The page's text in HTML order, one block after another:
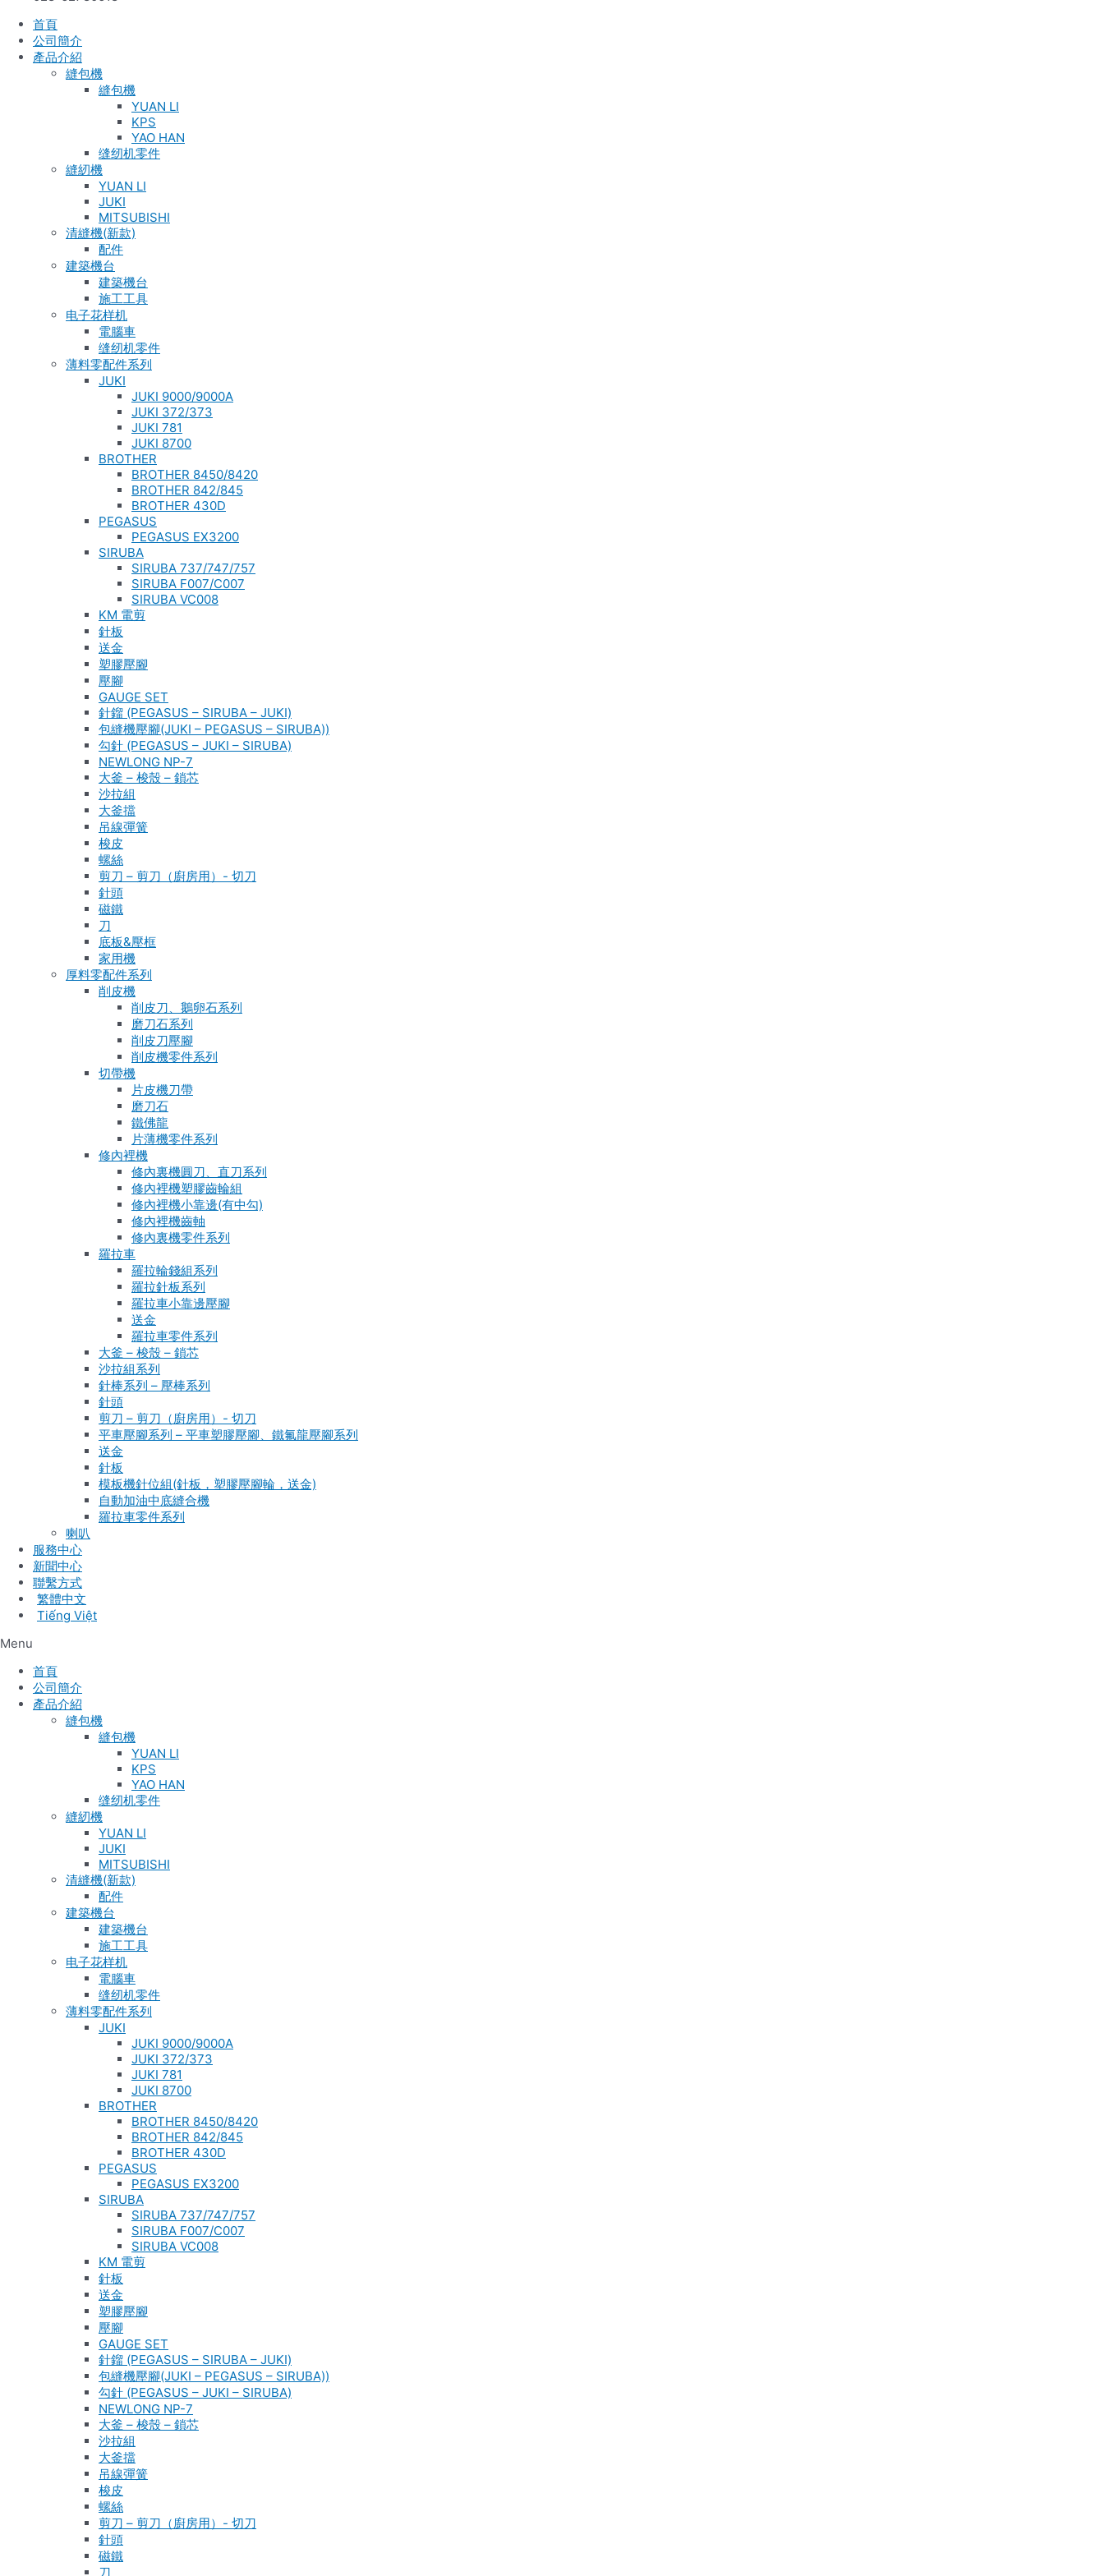
首頁
公司簡介
產品介紹
縫包機
縫包機
YUAN LI
KPS
YAO HAN
缝纫机零件
縫紉機
YUAN LI
JUKI
MITSUBISHI
清縫機(新款)
配件
建築機台
建築機台
施工工具
电子花样机
電腦車
缝纫机零件
薄料零配件系列
JUKI
JUKI 9000/9000A
JUKI 372/373
JUKI 781
JUKI 8700
BROTHER
BROTHER 8450/8420
BROTHER 842/845
BROTHER 430D
PEGASUS
PEGASUS EX3200
SIRUBA
SIRUBA 737/747/757
SIRUBA F007/C007
SIRUBA VC008
KM 電剪
針板
送金
塑膠壓腳
壓腳
GAUGE SET
針鎦 (PEGASUS – SIRUBA – JUKI)
包縫機壓腳(JUKI – PEGASUS – SIRUBA))
勾針 (PEGASUS – JUKI – SIRUBA)
NEWLONG NP-7
大釜 – 梭殼 – 鎖芯
沙拉組
大釜擋
吊線彈簧
梭皮
螺絲
剪刀 – 剪刀（廚房用）- 切刀
針頭
磁鐵
刀
底板&壓框
家用機
厚料零配件系列
削皮機
削皮刀、鵝卵石系列
磨刀石系列
削皮刀壓腳
削皮機零件系列
切帶機
片皮機刀帶
磨刀石
鐵佛龍
片薄機零件系列
修內裡機
修內裏機圓刀、直刀系列
修內裡機塑膠齒輪組
修內裡機小靠邊(有中勾)
修內裡機齒軸
修內裏機零件系列
羅拉車
羅拉輪錢組系列
羅拉針板系列
羅拉車小靠邊壓腳
送金
羅拉車零件系列
大釜 – 梭殼 – 鎖芯
沙拉組系列
針棒系列 – 壓棒系列
針頭
剪刀 – 剪刀（廚房用）- 切刀
平車壓腳系列 – 平車塑膠壓腳、鐵氟龍壓腳系列
送金
針板
模板機針位組(針板，塑膠壓腳輪，送金)
自動加油中底縫合機
羅拉車零件系列
喇叭
服務中心
新聞中心
聯繫方式
Tiếng Việt
Menu
首頁
公司簡介
產品介紹
縫包機
縫包機
YUAN LI
KPS
YAO HAN
缝纫机零件
縫紉機
YUAN LI
JUKI
MITSUBISHI
清縫機(新款)
配件
建築機台
建築機台
施工工具
电子花样机
電腦車
缝纫机零件
薄料零配件系列
JUKI
JUKI 9000/9000A
JUKI 372/373
JUKI 781
JUKI 8700
BROTHER
BROTHER 8450/8420
BROTHER 842/845
BROTHER 430D
PEGASUS
PEGASUS EX3200
SIRUBA
SIRUBA 737/747/757
SIRUBA F007/C007
SIRUBA VC008
KM 電剪
針板
送金
塑膠壓腳
壓腳
GAUGE SET
針鎦 (PEGASUS – SIRUBA – JUKI)
包縫機壓腳(JUKI – PEGASUS – SIRUBA))
勾針 (PEGASUS – JUKI – SIRUBA)
NEWLONG NP-7
大釜 – 梭殼 – 鎖芯
沙拉組
大釜擋
吊線彈簧
梭皮
螺絲
剪刀 – 剪刀（廚房用）- 切刀
針頭
磁鐵
刀